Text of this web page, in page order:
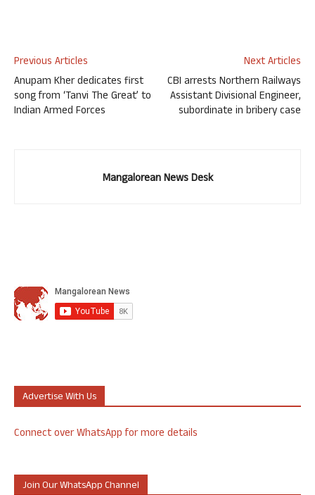
Previous Articles
Anupam Kher dedicates first
song from ‘Tanvi The Great’ to
Indian Armed Forces
Next Articles
CBI arrests Northern Railways
Assistant Divisional Engineer,
subordinate in bribery case
Mangalorean News Desk
Advertise With Us
Connect over WhatsApp for more details
Join Our WhatsApp Channel